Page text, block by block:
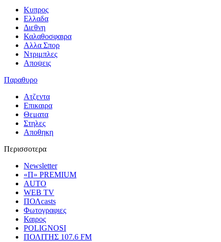
Κυπρος
Ελλαδα
Διεθνη
Καλαθοσφαιρα
Αλλα Σπορ
Ντριμπλες
Αποψεις
Παραθυρο
Ατζεντα
Επικαιρα
Θεματα
Στηλες
Αποθηκη
Περισσοτερα
Newsletter
«Π» PREMIUM
AUTO
WEB TV
ΠΟΛcasts
Φωτογραφιες
Καιρος
POLIGNOSI
ΠΟΛΙΤΗΣ 107.6 FM